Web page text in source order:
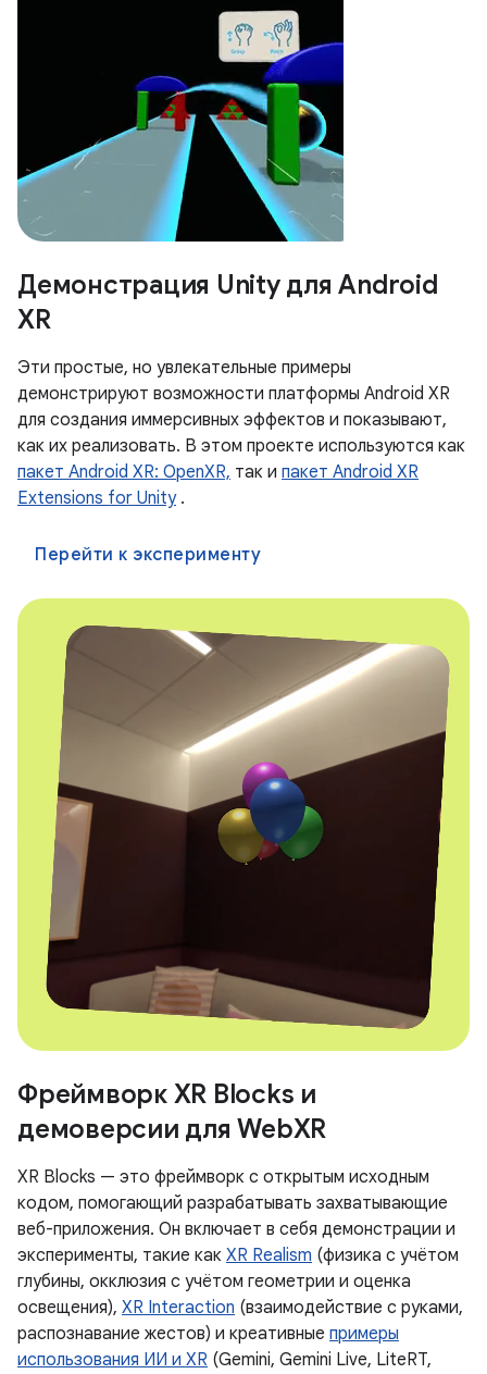
Демонстрация Unity для Android
XR
Эти простые, но увлекательные примеры
демонстрируют возможности платформы Android XR
для создания иммерсивных эффектов и показывают,
как их реализовать. В этом проекте используются как
пакет Android XR: OpenXR, так и пакет Android XR
Extensions for Unity.
Перейти к эксперименту
Фреймворк XR Blocks и
демоверсии для WebXR
XR Blocks — это фреймворк с открытым исходным
кодом, помогающий разрабатывать захватывающие
веб-приложения. Он включает в себя демонстрации и
эксперименты, такие как XR Realism (физика с учётом
глубины, окклюзия с учётом геометрии и оценка
освещения), XR Interaction (взаимодействие с руками,
распознавание жестов) и креативные примеры
использования ИИ и XR (Gemini, Gemini Live, LiteRT,